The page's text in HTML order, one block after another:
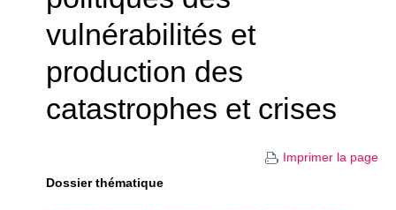
Appels à contributions
Instructions aux auteurs
Evenements
vulnérabilités et
production des
catastrophes et crises
Imprimer la page
Dossier thématique